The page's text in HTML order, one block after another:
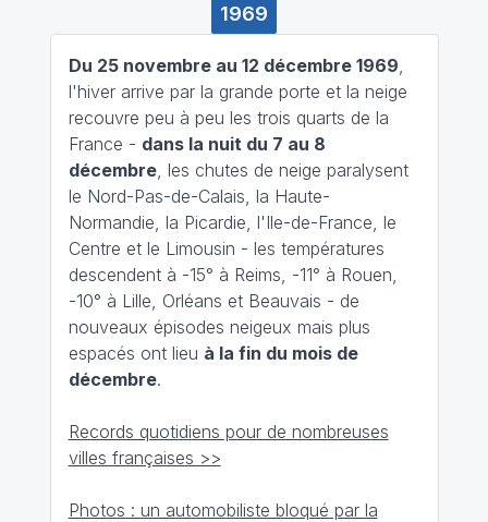
1969
Du 25 novembre au 12 décembre 1969
l'hiver arrive par la grande porte et la neige
recouvre peu à peu les trois quarts de la
France - dans la nuit du 7 au 8
décembre, les chutes de neige paralysent
le Nord-Pas-de-Calais, la Haute-
Normandie, la Picardie, l'Ile-de-France, le
Centre et le Limousin - les températures
descendent à -15° à Reims, -11° à Rouen,
-10° à Lille, Orléans et Beauvais - de
nouveaux épisodes neigeux mais plus
espacés ont lieu à la fin du mois de
décembre.
Records quotidiens pour de nombreuses
villes françaises >>
Photos : un automobiliste bloqué par la